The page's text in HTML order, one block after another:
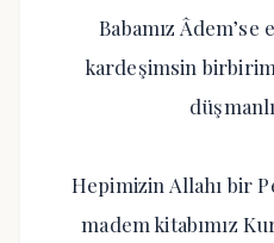
Babamız
kardeşimsin
Hepimizin Allahı bir
madem kitabımız